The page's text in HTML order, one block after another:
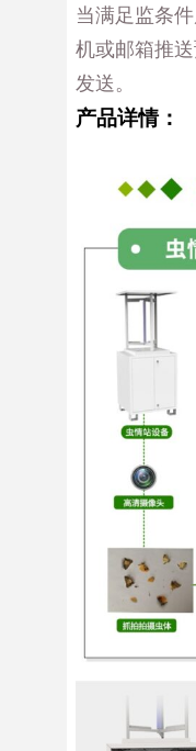
当满足监条
机或邮箱推
发送。
产品详情：